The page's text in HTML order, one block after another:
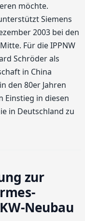
möchte.
Siemens
2003 bei den
Für die IPPNW
Schröder als
in China
den 80er Jahren
Einstieg in diesen
in Deutschland zu
zur
Neubau